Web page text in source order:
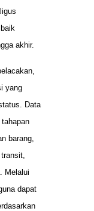
akhir.
yang
Data
barang,
Melalui
dapat